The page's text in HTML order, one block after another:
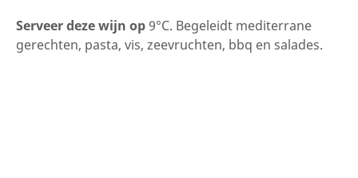
Serveer deze wijn op 9°C. Begeleidt mediterrane
gerechten, pasta, vis, zeevruchten, bbq en salades.